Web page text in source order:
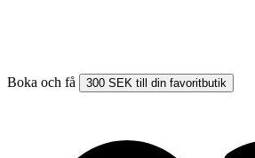
Boka och få 300 SEK till din favoritbutik